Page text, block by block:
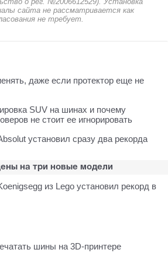
сайта не рассматривается как
не требует.
даже если протектор еще не
SUV на шинах и почему
не стоит ее игнорировать
установил сразу два рекорда
на три новые модели
из Lego установил рекорд в
шины на 3D-принтере